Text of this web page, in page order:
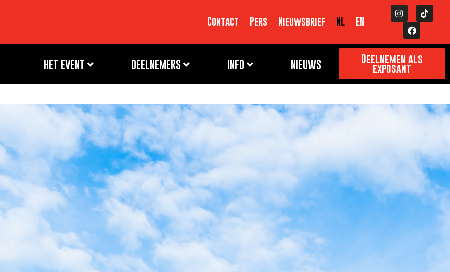
Contact Pers Nieuwsbrief NL EN
HET EVENT DEELNEMERS INFO NIEUWS Deelnemen als
exposant